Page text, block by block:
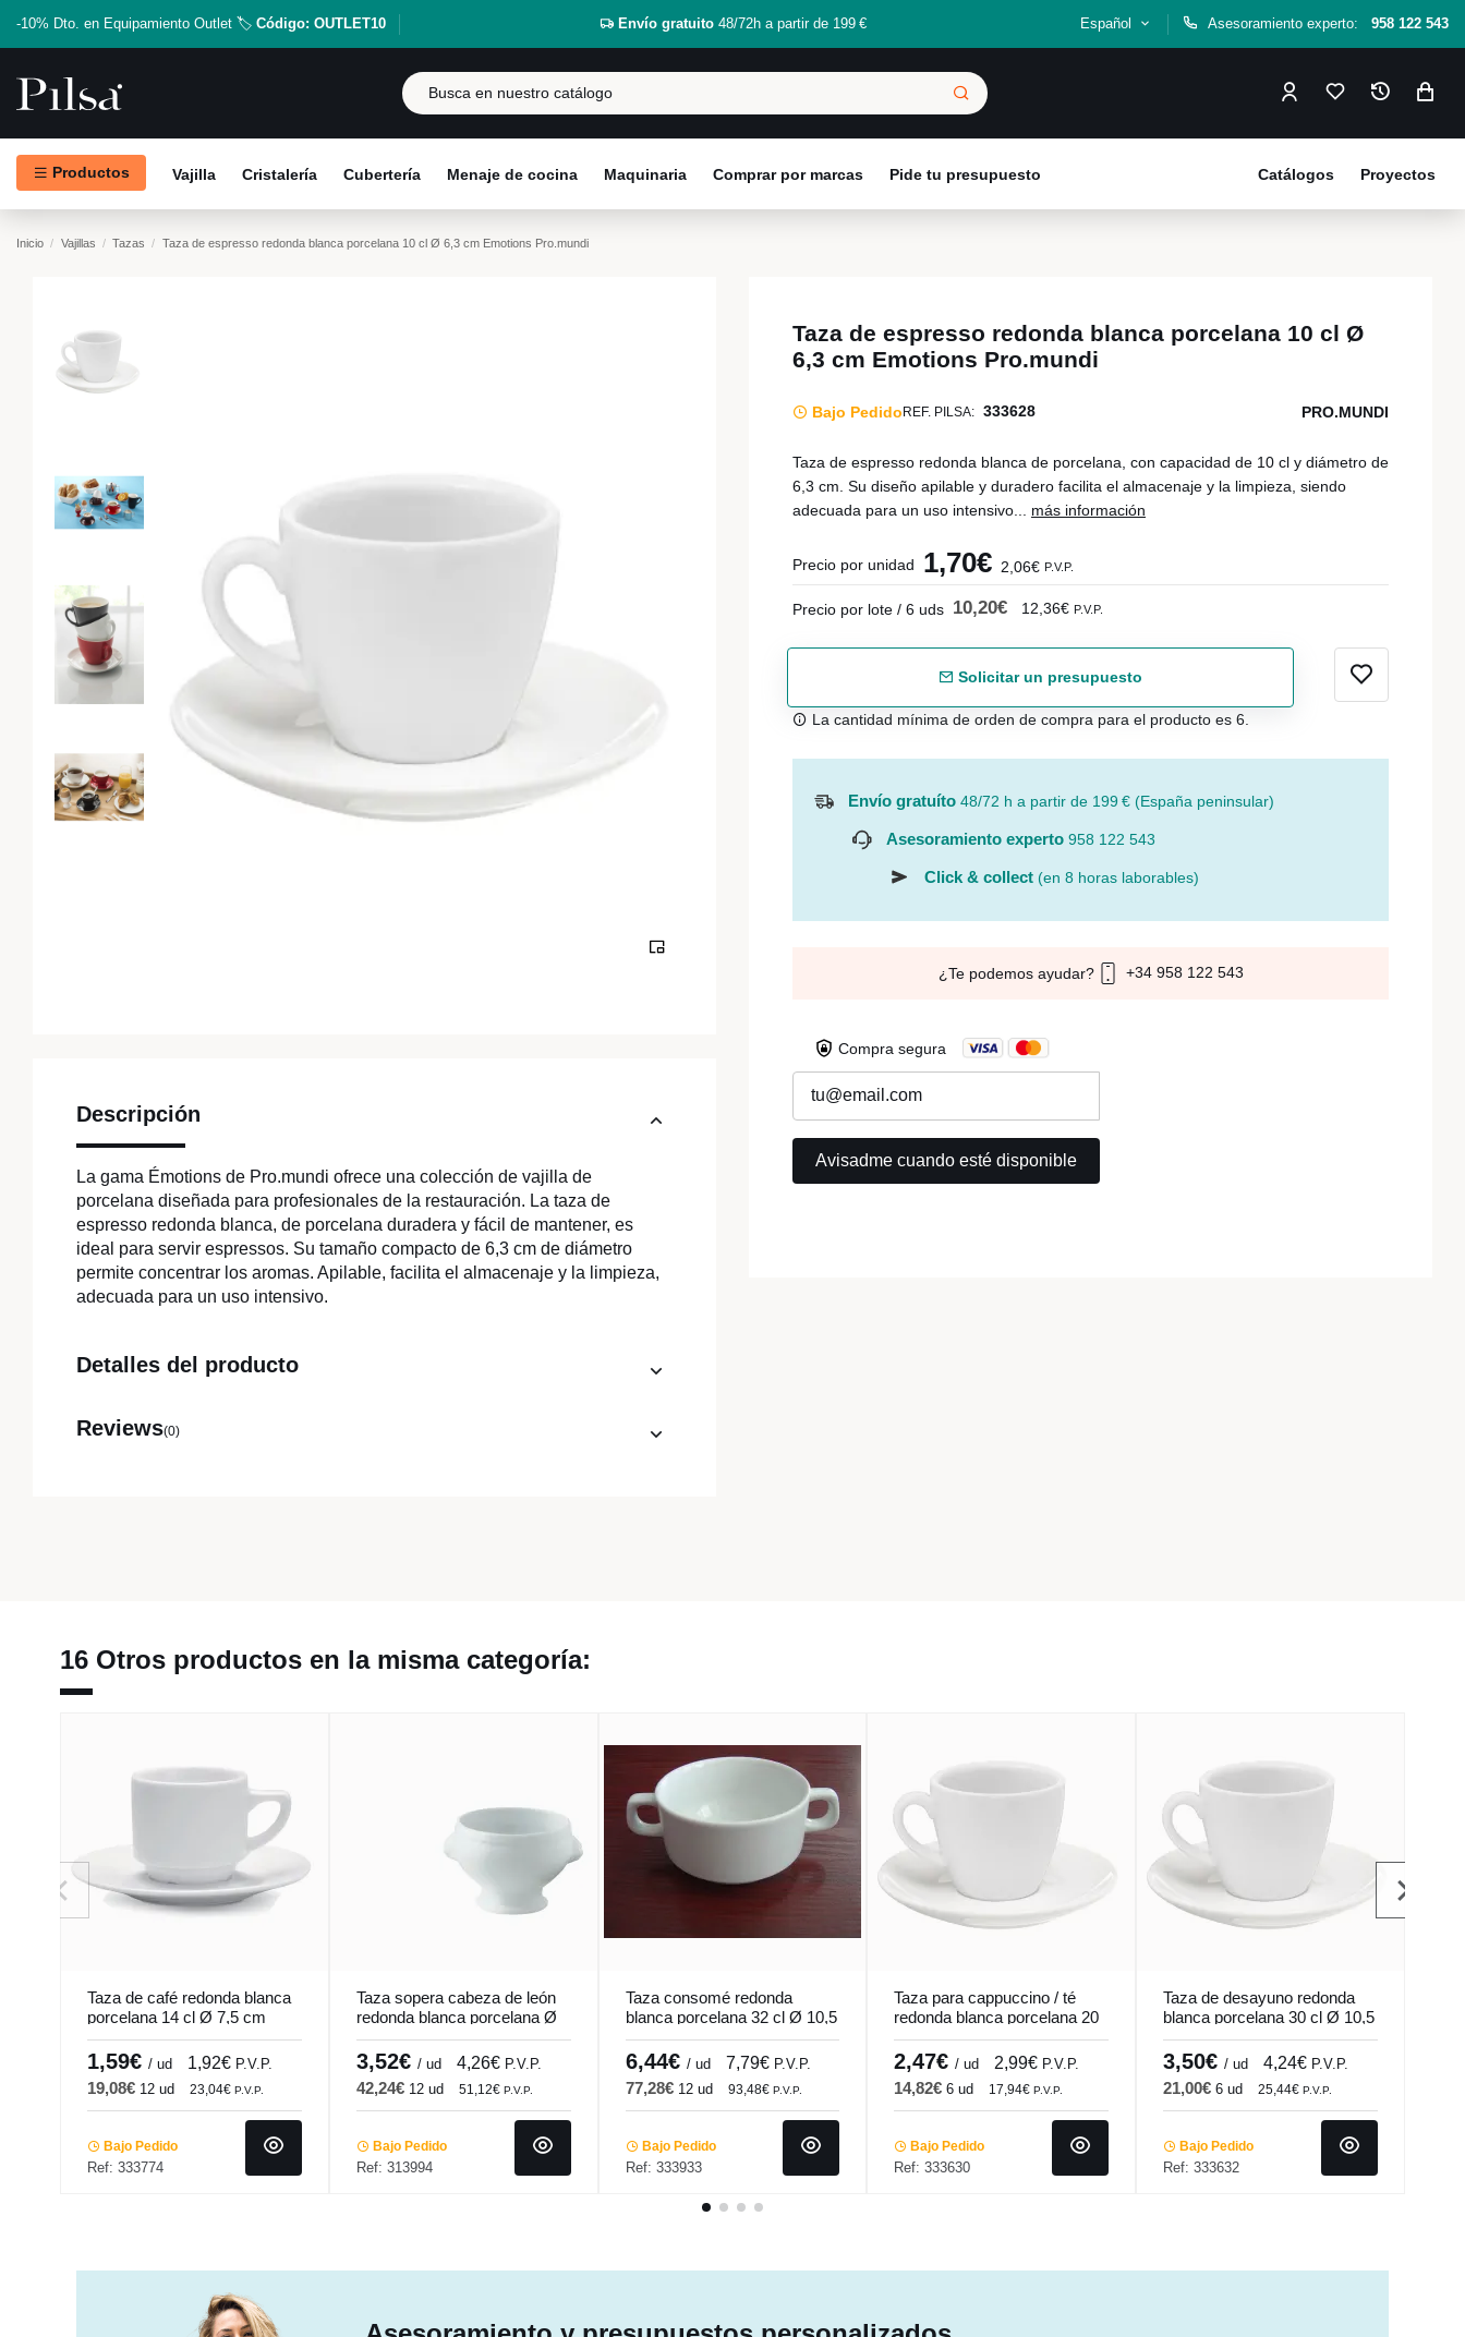
-10% Dto. en Equipamiento Outlet 🏷️ Código: OUTLET10 Envío gratuito48/72h a partir de 199 € Español Asesoramiento experto: 958 122 543
Productos Vajilla Cristalería Cubertería Menaje de cocina Maquinaria Comprar por marcas Pide tu presupuesto Proyectos
Catálogos
Inicio Vajillas Tazas Taza de espresso redonda blanca porcelana 10 cl Ø 6,3 cm Emotions Pro.mundi
Descripción
La gama Émotions de Pro.mundi ofrece una colección de vajilla de
porcelana diseñada para profesionales de la restauración. La taza de
espresso redonda blanca, de porcelana duradera y fácil de mantener, es
ideal para servir espressos. Su tamaño compacto de 6,3 cm de diámetro
permite concentrar los aromas. Apilable, facilita el almacenaje y la limpieza,
adecuada para un uso intensivo.
Detalles del producto
Reviews(0)
Taza de espresso redonda blanca porcelana 10 cl Ø
6,3 cm Emotions Pro.mundi
Bajo Pedido REF. PILSA: 333628 PRO.MUNDI
Taza de espresso redonda blanca de porcelana, con capacidad de 10 cl y diámetro de
6,3 cm. Su diseño apilable y duradero facilita el almacenaje y la limpieza, siendo
adecuada para un uso intensivo... más información
Precio por unidad 1,70€ 2,06€ P.V.P.
Precio por lote / 6 uds 10,20€ 12,36€ P.V.P.
Solicitar un presupuesto
La cantidad mínima de orden de compra para el producto es 6.
Envío gratuíto 48/72 h a partir de 199 € (España peninsular)
Asesoramiento experto 958 122 543
Click & collect (en 8 horas laborables)
¿Te podemos ayudar? +34 958 122 543
Compra segura
16 Otros productos en la misma categoría:
Taza de café redonda blanca
porcelana 14 cl Ø 7,5 cm
Cafett Pro.mundi
1,59€ / ud 1,92€ P.V.P.
19,08€ 12 ud 23,04€ P.V.P.
Bajo Pedido
Ref: 333774
Taza sopera cabeza de león
redonda blanca porcelana Ø
9,5 cm Bistronome Pro.mundi
3,52€ / ud 4,26€ P.V.P.
42,24€ 12 ud 51,12€ P.V.P.
Bajo Pedido
Ref: 313994
Taza consomé redonda
blanca porcelana 32 cl Ø 10,5
cm K Pro.mundi
6,44€ / ud 7,79€ P.V.P.
77,28€ 12 ud 93,48€ P.V.P.
Bajo Pedido
Ref: 333933
Taza para cappuccino / té
redonda blanca porcelana 20
cl Ø 9 cm Emotions
Pro.mundi
2,47€/ ud 2,99€ P.V.P.
14,82€6 ud 17,94€P.V.P.
Bajo Pedido
Ref: 333630
Taza de desayuno redonda
blanca porcelana 30 cl Ø 10,5
cm Emotions Pro.mundi
3,50€/ ud 4,24€ P.V.P.
21,00€6 ud 25,44€P.V.P.
Bajo Pedido
Ref: 333632